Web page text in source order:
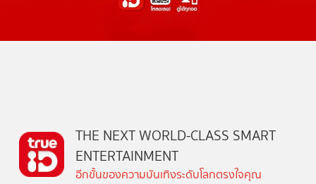
THE NEXT WORLD-CLASS SMART
ENTERTAINMENT
อีกขั้นของความบันเทิงระดับโลกตรงใจคุณ